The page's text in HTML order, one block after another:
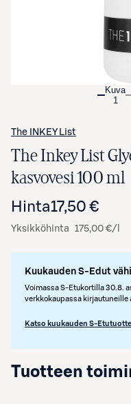
Kuva
1
The INKEY List
The Inkey List
kasvovesi 100 ml
Hinta17,50 €
Yksikköhinta 175,00 €/l
Kuukauden S-Edut
Voimassa S-Etukortilla 30.8.
verkkokaupassa kirjautuneille
Katso kuukauden S-
Tuotteen